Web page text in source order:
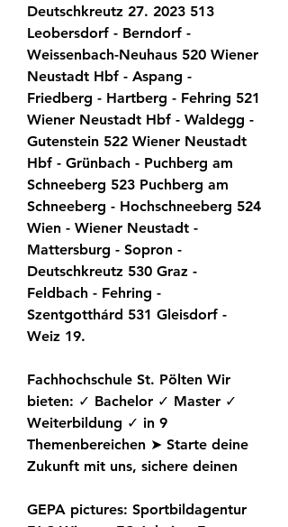
Deutschkreutz 27. 2023 513
Leobersdorf - Berndorf -
Weissenbach-Neuhaus 520 Wiener
Neustadt Hbf - Aspang -
Friedberg - Hartberg - Fehring 521
Wiener Neustadt Hbf - Waldegg -
Gutenstein 522 Wiener Neustadt
Hbf - Grünbach - Puchberg am
Schneeberg 523 Puchberg am
Schneeberg - Hochschneeberg 524
Wien - Wiener Neustadt -
Mattersburg - Sopron -
Deutschkreutz 530 Graz -
Feldbach - Fehring -
Szentgotthárd 531 Gleisdorf -
Weiz 19.
Fachhochschule St. Pölten Wir
bieten: ✓ Bachelor ✓ Master ✓
Weiterbildung ✓ in 9
Themenbereichen ➤ Starte deine
Zukunft mit uns, sichere deinen
GEPA pictures: Sportbildagentur